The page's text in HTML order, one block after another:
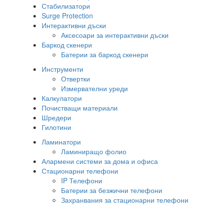
Стабилизатори
Surge Protection
Интерактивни дъски
Аксесоари за интерактивни дъски
Баркод скенери
Батерии за баркод скенери
Инструменти
Отвертки
Измервателни уреди
Калкулатори
Почистващи материали
Шредери
Гилотини
Ламинатори
Ламиниращо фолио
Алармени системи за дома и офиса
Стационарни телефони
IP Телефони
Батерии за безжични телефони
Захранвания за стационарни телефони